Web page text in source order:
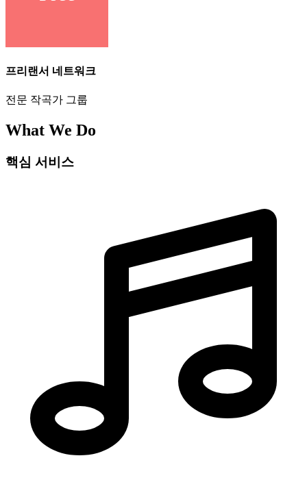
프리랜서 네트워크
전문 작곡가 그룹
What We Do
핵심 서비스